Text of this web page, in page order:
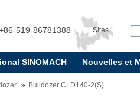
519-86781388 Sites
internationaux:
SINOMACH Nouvelles et
Bulldozer CLD140-2(S)